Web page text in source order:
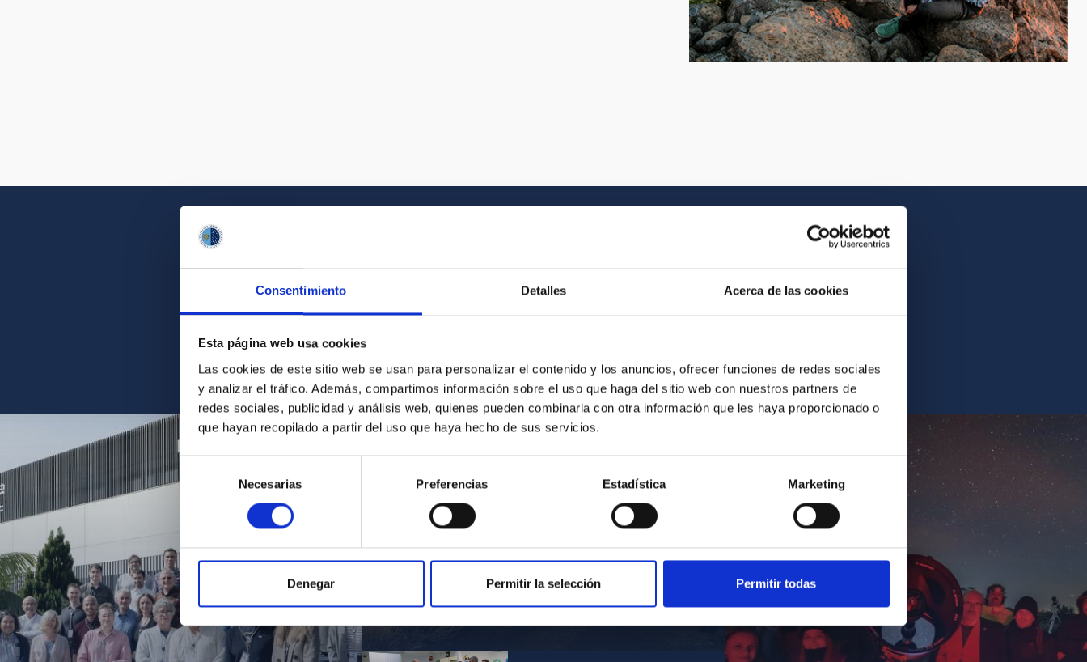
Consentimiento Detalles Acerca de las cookies
Esta página web usa cookies
Las cookies de este sitio web se usan para personalizar el contenido y los anuncios, ofrecer funciones de redes sociales
y analizar el tráfico. Además, compartimos información sobre el uso que haga del sitio web con nuestros partners de
redes sociales, publicidad y análisis web, quienes pueden combinarla con otra información que les haya proporcionado o
que hayan recopilado a partir del uso que haya hecho de sus servicios.
de
consentimiento
Necesarias Preferencias Estadística Marketing
Denegar Permitir la selección Permitir todas
Galería multimedia